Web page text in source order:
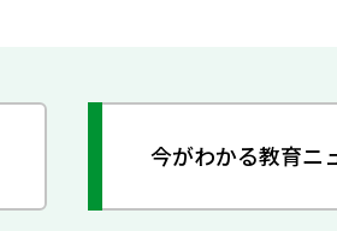
今がわかる教育ニ